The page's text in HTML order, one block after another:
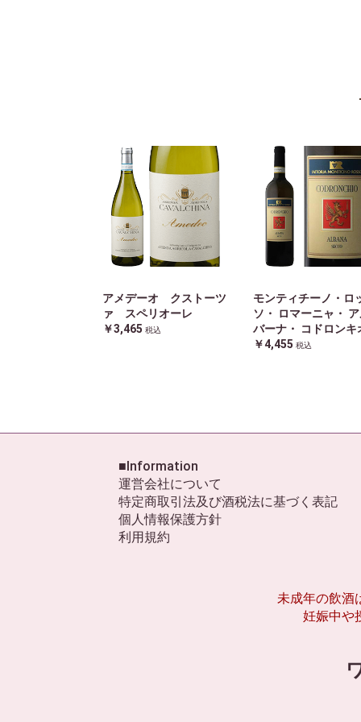
アメデーオ クストーツ
ァ スペリオーレ
￥3,465 税込
モンティチーノ・ロ
ソ・ ロマーニャ・
バーナ・ コドロンキ
￥4,455 税込
■Information
運営会社について
特定商取引法及び酒税法に基づく表記
個人情報保護方針
利用規約
未成年の飲酒
妊娠中や